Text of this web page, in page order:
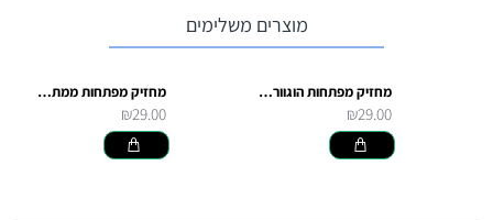
מוצרים משלימים
מחזיק מפתחות הוגוורטס
₪29.00
מחזיק מפתחות ממתכת הארי פוטר וחברים
₪29.00